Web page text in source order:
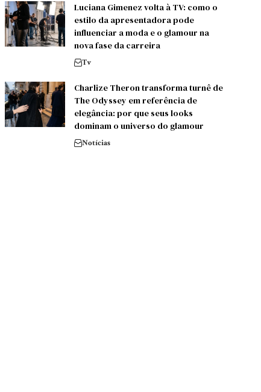
Luciana Gimenez volta à TV: como o
estilo da apresentadora pode
influenciar a moda e o glamour na
nova fase da carreira
Tv
Charlize Theron transforma turnê de
The Odyssey em referência de
elegância: por que seus looks
dominam o universo do glamour
Notícias